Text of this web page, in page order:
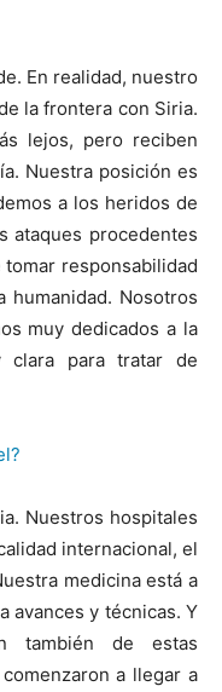
En realidad, nuestro
la frontera con Siria.
lejos, pero reciben
Nuestra posición es
a los heridos de
ataques procedentes
responsabilidad
humanidad. Nosotros
muy dedicados a la
clara para tratar de
Nuestros hospitales
internacional, el
medicina está a
avances y técnicas. Y
también de estas
a llegar a